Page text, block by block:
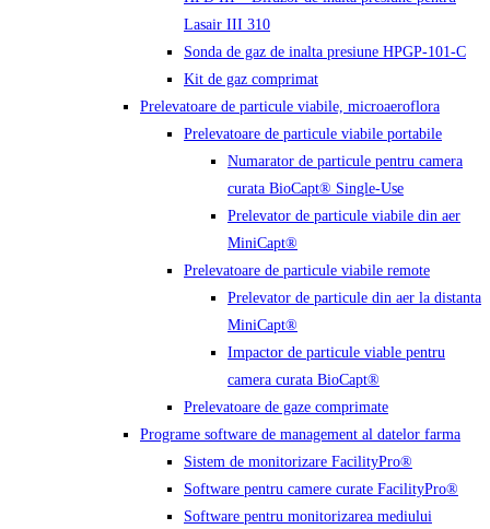
Lasair III 310
Sonda de gaz de inalta presiune HPGP-101-C
Kit de gaz comprimat
Prelevatoare de particule viabile, microaeroflora
Prelevatoare de particule viabile portabile
Numarator de particule pentru camera
curata BioCapt® Single-Use
Prelevator de particule viabile din aer
MiniCapt®
Prelevatoare de particule viabile remote
Prelevator de particule din aer la distanta
MiniCapt®
Impactor de particule viable pentru
camera curata BioCapt®
Prelevatoare de gaze comprimate
Programe software de management al datelor farma
Sistem de monitorizare FacilityPro®
Software pentru camere curate FacilityPro®
Software pentru monitorizarea mediului